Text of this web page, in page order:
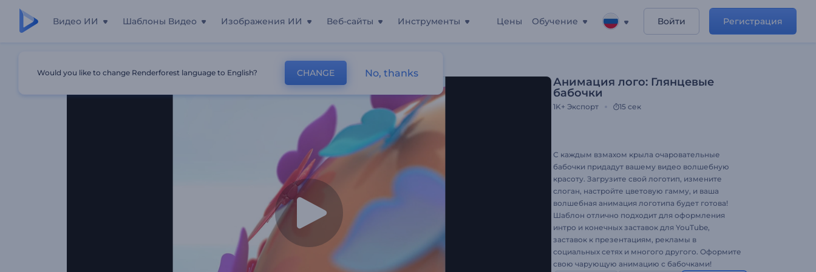
Видео ИИ Шаблоны Видео Изображения ИИ Веб-сайты Инструменты Цены Обучение Войти Регистрация
Анимация лого: Глянцевые
бабочки
1K+ Экспорт 15 сек
С каждым взмахом крыла очаровательные
бабочки придадут вашему видео волшебную
красоту. Загрузите свой логотип, измените
слоган, настройте цветовую гамму, и ваша
волшебная анимация логотипа будет готова!
Шаблон отлично подходит для оформления
интро и конечных заставок для YouTube,
заставок к презентациям, рекламы в
социальных сетях и многого другого. Оформите
свою чарующую анимацию с бабочками!
Would you like to change Renderforest language to English? CHANGE No, thanks